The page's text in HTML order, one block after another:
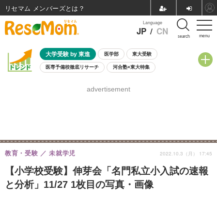
menu
Language
JP / CN search
大学受験 by 東進 医学部 東大受験
医専予備校徹底リサーチ 河合塾×東大特集
8月開催学校説明会・相談会
advertisement
【小学校受験】伸芽会「名門私立小入試の速報
と分析」11/27 1枚目の写真・画像
教育・受験 未就学児 2022.10.3（月） 17:45
リセマム メンバーズ